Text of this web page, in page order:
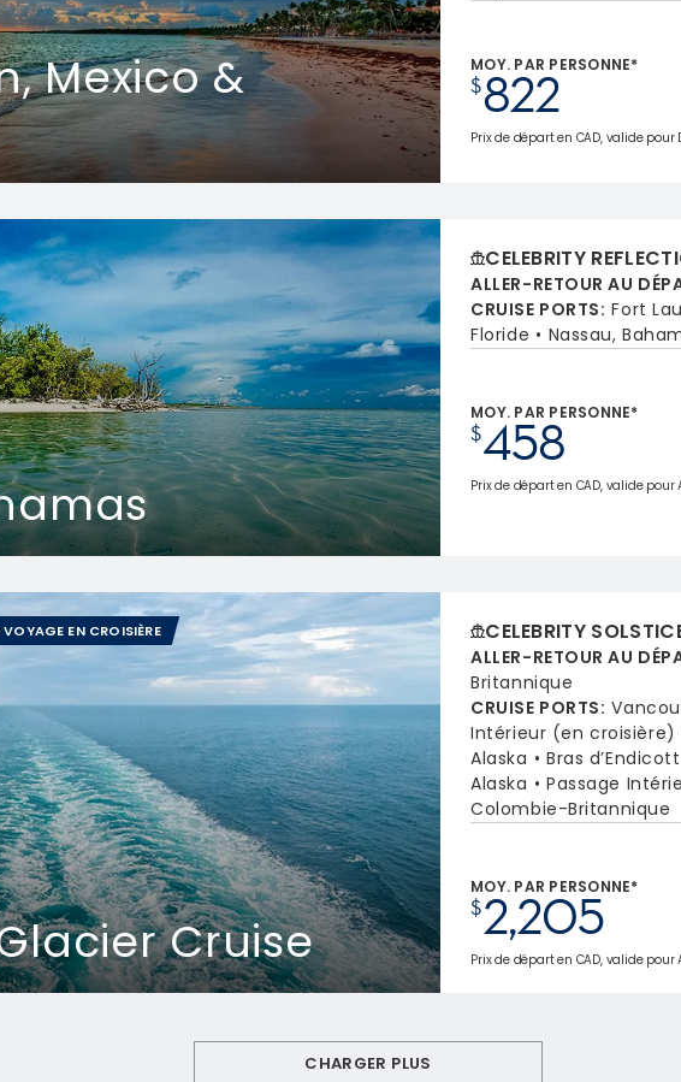
Mexico &
MOY. PAR PERSONNE*
$822
Prix de départ en CAD, valide pour
CELEBRITY
ALLER-RETOUR AU
CRUISE PORTS: Fort
Floride
Nassau,
MOY. PAR PERSONNE*
$458
Prix de départ en CAD, valide
Cruise
EN CROISIÈRE CELEBRITY
ALLER-RETOUR AU
Britannique
CRUISE PORTS:
Intérieur (en croisière)
Alaska
Bras d’Endicott
Alaska
Passage
Colombie-Britannique
MOY. PAR PERSONNE*
$2,205
Prix de départ en CAD, valide
CHARGER PLUS